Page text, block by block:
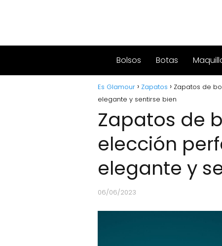
Bolsos Botas
Es Glamour Zapatos
Zapatos de
elegante y sentirse bien
Zapatos de
elección
elegante y
06/06/2023